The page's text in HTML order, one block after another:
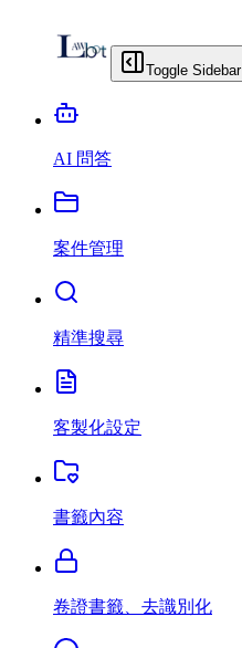
Toggle Sidebar
AI 問答
案件管理
精準搜尋
客製化設定
書籤內容
卷證書籤、去識別化